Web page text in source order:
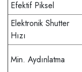
Efektif Piksel
Elektronik Shutter
Hızı
Min. Aydınlatma